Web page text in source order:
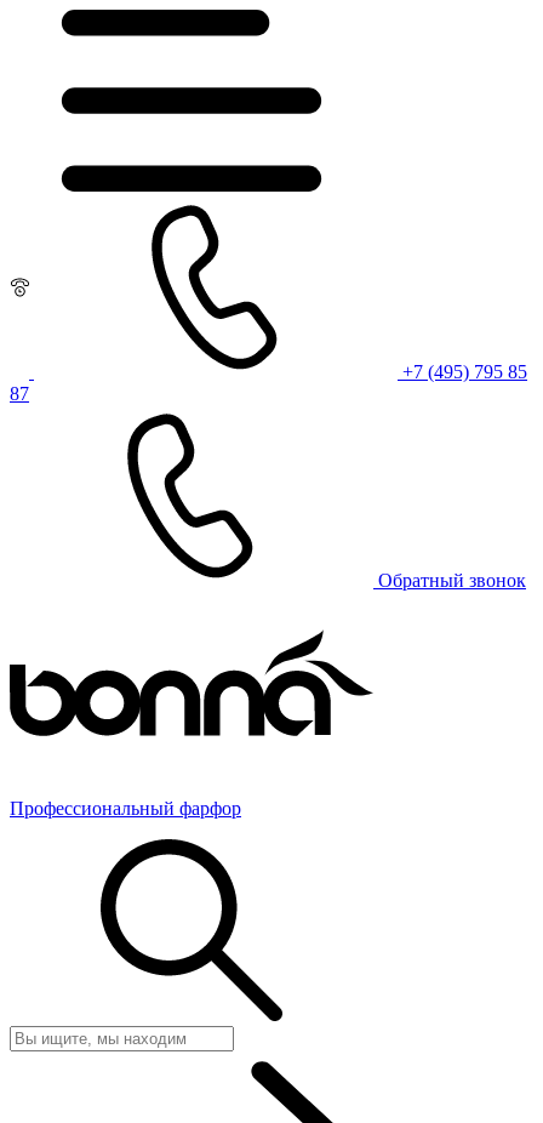
+7 (495) 795 85
87
Обратный звонок
Профессиональный фарфор